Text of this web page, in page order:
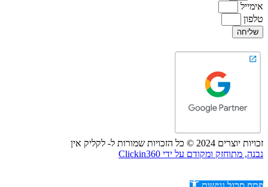
אימייל
טלפון
שליחה
זכויות יוצרים 2024 © כל הזכויות שמורות ל- לקליק אין
נבנה, מתוחזק ומקודם על ידי Clickin360